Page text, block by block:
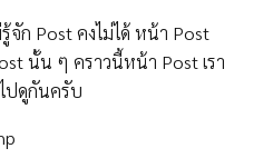
รู้จัก Post คงไม่ได้ หน้า Post
นั้น ๆ คราวนี้หน้า Post เรา
ปดูกันครับ